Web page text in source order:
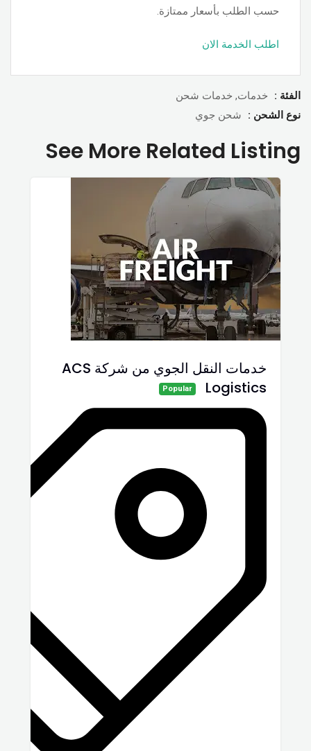
حسب الطلب بأسعار ممتازة.
اطلب الخدمة الان
الفئة :
خدمات, خدمات شحن
نوع الشحن :
شحن جوي
See More Related Listing
خدمات النقل الجوي من شركة ACS
Logistics
Popular